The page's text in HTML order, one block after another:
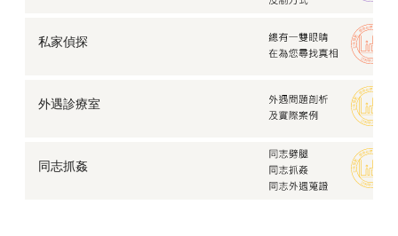
私家偵探
外遇診療室
同志抓姦